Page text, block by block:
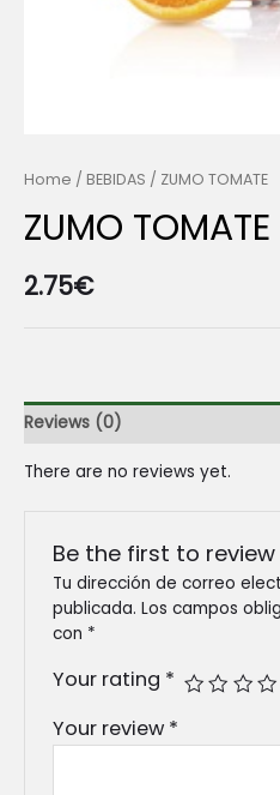
Home / BEBIDAS / ZUMO TOMATE
ZUMO TOMATE
2.75€
Reviews (0)
There are no reviews yet.
Be the first to review
Tu dirección de correo
publicada. Los campos
con *
Your rating *
Your review *